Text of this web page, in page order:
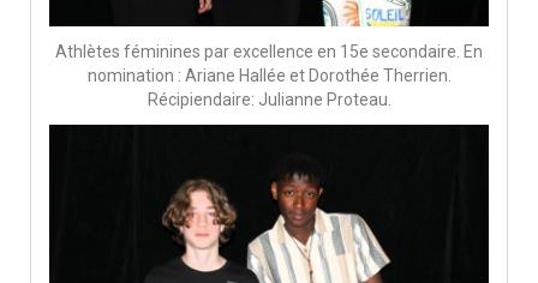
Athlètes féminines par excellence en 15e secondaire. En
nomination : Ariane Hallée et Dorothée Therrien.
Récipiendaire: Julianne Proteau.